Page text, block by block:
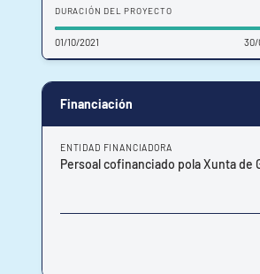
DURACIÓN DEL PROYECTO
01/10/2021 30/
Financiación
ENTIDAD FINANCIADORA
Persoal cofinanciado pola Xunta de